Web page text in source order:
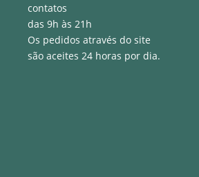
contatos
das 9h às 21h
Os pedidos através do site
são aceites 24 horas por dia.